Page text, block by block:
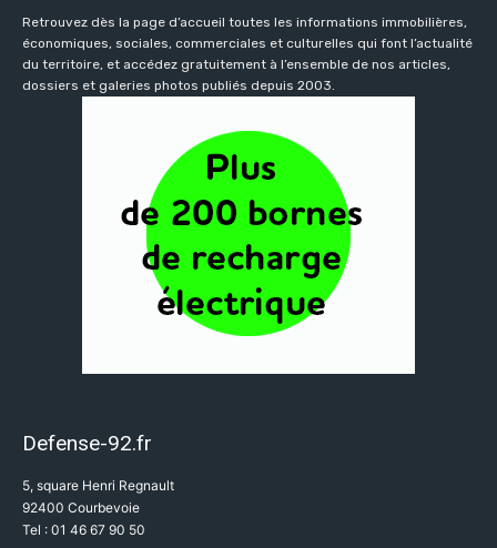
Retrouvez dès la page d’accueil toutes les informations immobilières,
économiques, sociales, commerciales et culturelles qui font l’actualité
du territoire, et accédez gratuitement à l’ensemble de nos articles,
dossiers et galeries photos publiés depuis 2003.
Defense-92.fr
5, square Henri Regnault
92400 Courbevoie
Tel : 01 46 67 90 50